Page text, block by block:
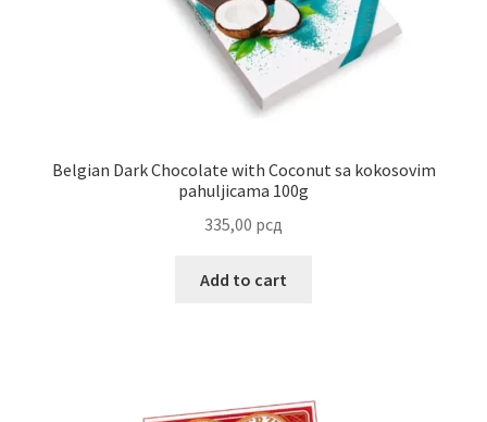
Belgian Dark Chocolate with Coconut sa kokosovim
pahuljicama 100g
335,00 рсд
Add to cart